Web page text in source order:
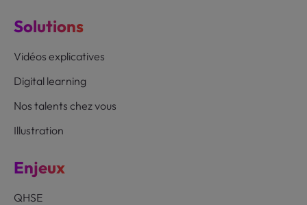
Solutions
Vidéos explicatives
Digital learning
Nos talents chez vous
Illustration
Enjeux
QHSE